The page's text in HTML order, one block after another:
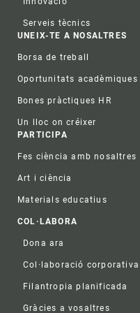
Serveis tècnics
UNEIX-TE A NOSALTRES
Borsa de treball
Oportunitats acadèmiques
Bones pràctiques HR
Un lloc on créixer
PARTICIPA
Fes ciència amb nosaltres
Art i ciència
Materials educatius
COL·LABORA
Dona ara
Col·laboració corporativa
Filantropia planificada
Gràcies a vosaltres